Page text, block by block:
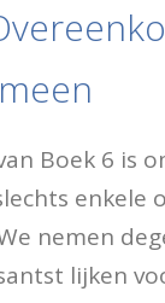
Boek 6 is
enkele
nemen
lijken